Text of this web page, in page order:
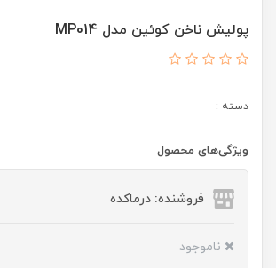
پولیش ناخن کوئین مدل MP014
دسته :
ویژگی‌های محصول
فروشنده: درماکده
ناموجود